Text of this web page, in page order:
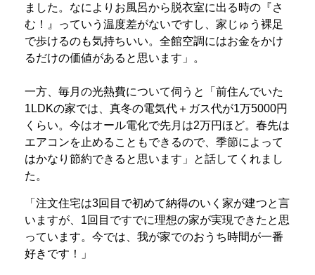
ました。なによりお風呂から脱衣室に出る時の『さ
む！』っていう温度差がないですし、家じゅう裸足
で歩けるのも気持ちいい。全館空調にはお金をかけ
るだけの価値があると思います」。
一方、毎月の光熱費について伺うと「前住んでいた
1LDKの家では、真冬の電気代＋ガス代が1万5000円
くらい。今はオール電化で先月は2万円ほど。春先は
エアコンを止めることもできるので、季節によって
はかなり節約できると思います」と話してくれまし
た。
「注文住宅は3回目で初めて納得のいく家が建つと言
いますが、1回目ですでに理想の家が実現できたと思
っています。今では、我が家でのおうち時間が一番
好きです！」